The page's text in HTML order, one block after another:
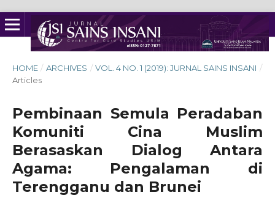
HOME / ARCHIVES / VOL. 4 NO. 1 (2019): JURNAL SAINS INSANI /
Articles
Pembinaan Semula Peradaban
Komuniti Cina Muslim
Berasaskan Dialog Antara
Agama: Pengalaman di
Terengganu dan Brunei